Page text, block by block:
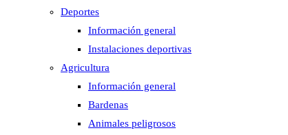
Deportes
Información general
Instalaciones deportivas
Agricultura
Información general
Bardenas
Animales peligrosos